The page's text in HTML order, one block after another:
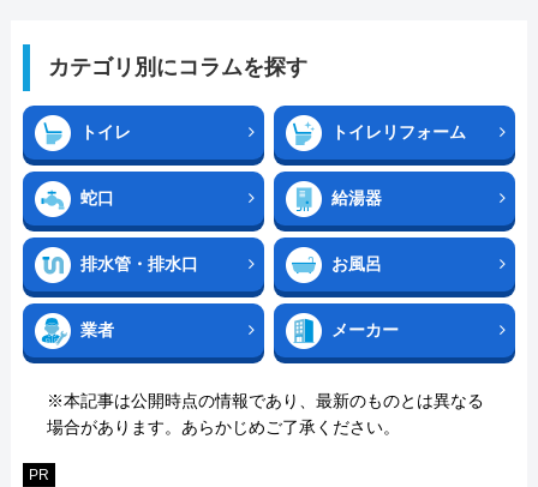
カテゴリ別にコラムを探す
トイレ トイレリフォーム
蛇口 給湯器
排水管・排水口 お風呂
業者 メーカー
※本記事は公開時点の情報であり、最新のものとは異なる
場合があります。あらかじめご了承ください。
PR